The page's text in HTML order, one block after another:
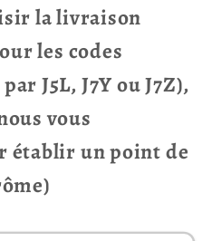
la livraison
les codes
J5L, J7Y ou J7Z),
vous
établir un point de